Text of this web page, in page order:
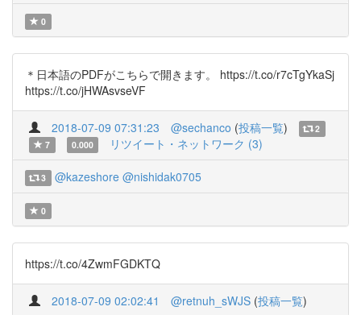
0
＊日本語のPDFがこちらで開きます。 https://t.co/r7cTgYkaSj
https://t.co/jHWAsvseVF
2018-07-09 07:31:23 @sechanco (投稿一覧)
2
7
0.000 リツイート・ネットワーク (3)
3 @kazeshore @nishidak0705
0
https://t.co/4ZwmFGDKTQ
2018-07-09 02:02:41 @retnuh_sWJS (投稿一覧)